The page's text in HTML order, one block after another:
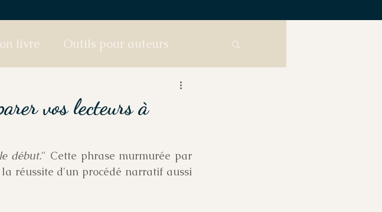
livre Outils pour auteurs
vos lecteurs à
début." Cette phrase murmurée par
réussite d'un procédé narratif aussi